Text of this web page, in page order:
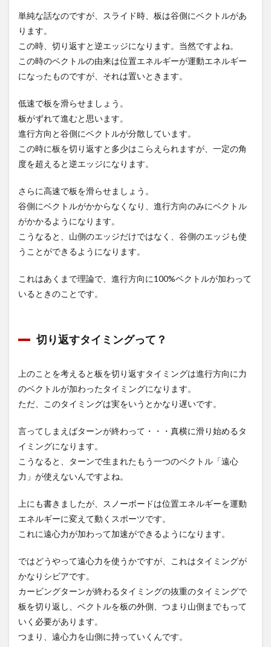
単純な話なのですが、スライド時、板は谷側にベクトルがあ
ります。
この時、切り返すと逆エッジになります。当然ですよね。
この時のベクトルの由来は位置エネルギーが運動エネルギー
になったものですが、それは置いときます。
低速で板を滑らせましょう。
板がずれて進むと思います。
進行方向と谷側にベクトルが分散しています。
この時に板を切り返すと多少はこらえられますが、一定の角
度を超えると逆エッジになります。
さらに高速で板を滑らせましょう。
谷側にベクトルがかからなくなり、進行方向のみにベクトル
がかかるようになります。
こうなると、山側のエッジだけではなく、谷側のエッジも使
うことができるようになります。
これはあくまで理論で、進行方向に100%ベクトルが加わって
いるときのことです。
切り返すタイミングって？
上のことを考えると板を切り返すタイミングは進行方向に力
のベクトルが加わったタイミングになります。
ただ、このタイミングは実をいうとかなり遅いです。
言ってしまえばターンが終わって・・・真横に滑り始めるタ
イミングになります。
こうなると、ターンで生まれたもう一つのベクトル「遠心
力」が使えないんですよね。
上にも書きましたが、スノーボードは位置エネルギーを運動
エネルギーに変えて動くスポーツです。
これに遠心力が加わって加速ができるようになります。
ではどうやって遠心力を使うかですが、これはタイミングが
かなりシビアです。
カービングターンが終わるタイミングの抜重のタイミングで
板を切り返し、ベクトルを板の外側、つまり山側までもって
いく必要があります。
つまり、遠心力を山側に持っていくんです。